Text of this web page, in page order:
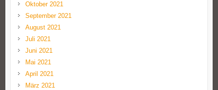
Oktober 2021
September 2021
August 2021
Juli 2021
Juni 2021
Mai 2021
April 2021
März 2021